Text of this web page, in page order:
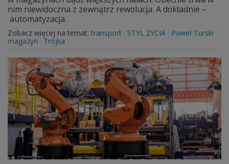
nim niewidoczna z zewnątrz rewolucja. A dokładnie –
automatyzacja.
Zobacz więcej na temat: transport STYL ŻYCIA
Paweł Turski
magazyn
Trójka